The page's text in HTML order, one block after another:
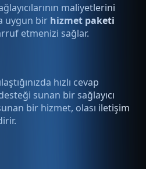
maliyetlerini
uygun bir hizmet paketi
etmenizi sağlar.
hızlı cevap
sunan bir sağlayıcı
bir hizmet, olası iletişim